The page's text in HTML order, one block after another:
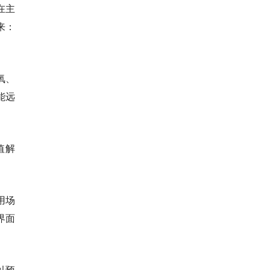
主
远
解
场
面